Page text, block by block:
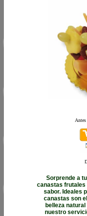
Antes
Sorprende a
canastas frutales
sabor. Ideales
canastas son
belleza
nuestro